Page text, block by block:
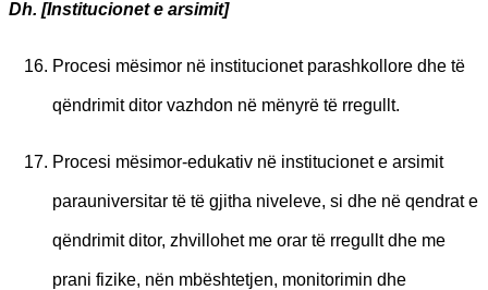
Dh. [Institucionet e arsimit]
Procesi mësimor në institucionet parashkollore dhe të
qëndrimit ditor vazhdon në mënyrë të rregullt.
Procesi mësimor-edukativ në institucionet e arsimit
parauniversitar të të gjitha niveleve, si dhe në qendrat e
qëndrimit ditor, zhvillohet me orar të rregullt dhe me
prani fizike, nën mbështetjen, monitorimin dhe